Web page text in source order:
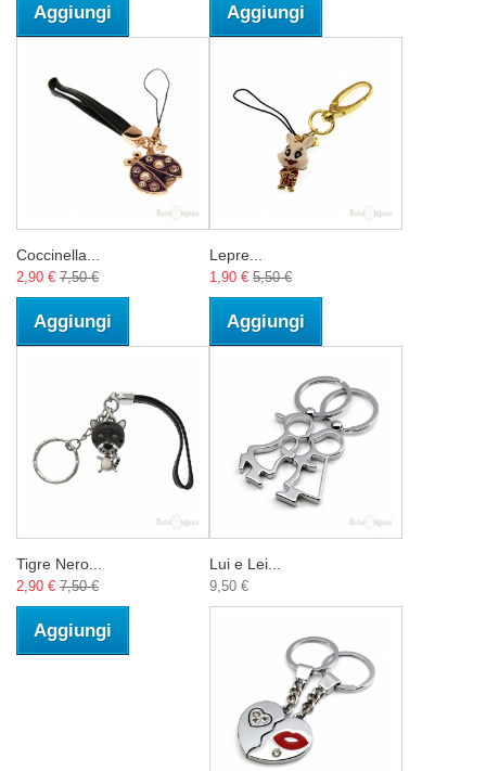
Aggiungi Aggiungi
Coccinella...
2,90 € 7,50 €
Aggiungi
Lepre...
1,90 € 5,50 €
Aggiungi
Tigre Nero...
2,90 € 7,50 €
Aggiungi
Lui e Lei...
9,50 €